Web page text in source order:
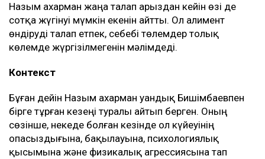
Назым Қахарман жаңа талап арыздан кейін өзі де
сотқа жүгінуі мүмкін екенін айтты. Ол алимент
өндіруді талап етпек, себебі төлемдер толық
көлемде жүргізілмегенін мәлімдеді.
Контекст
Бұған дейін Назым Қахарман Қуандық Бишімбаевпен
бірге тұрған кезеңі туралы айтып берген. Оның
сөзінше, некеде болған кезінде ол күйеуінің
опасыздығына, бақылауына, психологиялық
қысымына және физикалық агрессиясына тап